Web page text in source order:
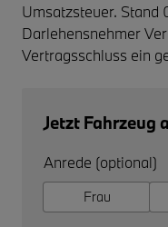
Umsatzsteuer.
Darlehensnehmer
Vertragsschluss ein
Jetzt Fahrzeug
Anrede (optional)
Frau